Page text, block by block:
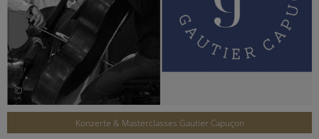
©
Konzerte & Masterclasses Gautier Capuçon